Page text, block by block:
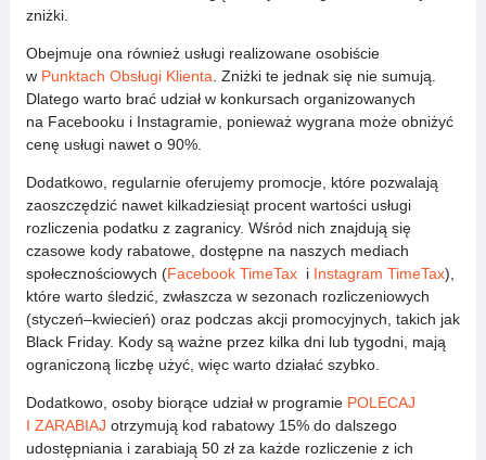
zniżki.
Obejmuje ona również usługi realizowane osobiście
w Punktach Obsługi Klienta . Zniżki te jednak się nie sumują.
Dlatego warto brać udział w konkursach organizowanych
na Facebooku i Instagramie, ponieważ wygrana może obniżyć
cenę usługi nawet o 90%.
Dodatkowo, regularnie oferujemy promocje, które pozwalają
zaoszczędzić nawet kilkadziesiąt procent wartości usługi
rozliczenia podatku z zagranicy. Wśród nich znajdują się
czasowe kody rabatowe, dostępne na naszych mediach
społecznościowych (Facebook TimeTaxi Instagram TimeTax),
które warto śledzić, zwłaszcza w sezonach rozliczeniowych
(styczeń–kwiecień) oraz podczas akcji promocyjnych, takich jak
Black Friday. Kody są ważne przez kilka dni lub tygodni, mają
ograniczoną liczbę użyć, więc warto działać szybko.
Dodatkowo, osoby biorące udział w programie POLECAJ
I ZARABIAJ otrzymują kod rabatowy 15% do dalszego
udostępniania i zarabiają 50 zł za każde rozliczenie z ich